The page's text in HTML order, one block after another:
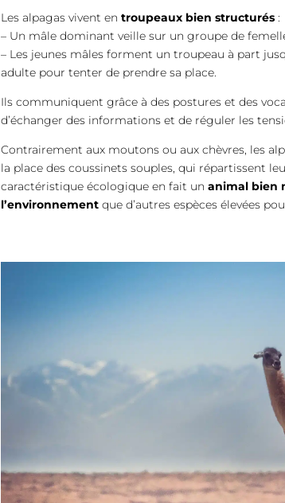
Les alpagas vivent entroupeaux bien structurés :
– Un mâle dominant veille sur un groupe de
– Les jeunes mâles forment un troupeau à part
adulte pour tenter de prendre sa place.
Ils communiquent grâce à des postures et des
d’échanger des informations et de réguler les
Contrairement aux moutons ou aux chèvres, les
la place des coussinets souples, qui répartissent
caractéristique écologique en fait unanimal bien
l’environnement que d’autres espèces élevées